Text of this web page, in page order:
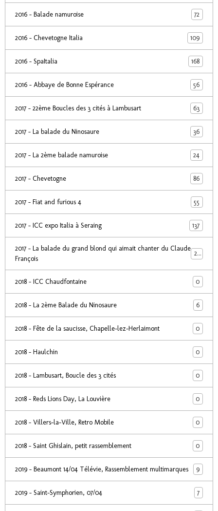
2016 - Balade namuroise 72
2016 - Chevetogne Italia 109
2016 - SpaItalia 168
2016 - Abbaye de Bonne Espérance 56
2017 - 22ème Boucles des 3 cités à Lambusart 63
2017 - La balade du Ninosaure 36
2017 - La 2ème balade namuroise 24
2017 - Chevetogne 86
2017 - Fiat and furious 4 55
2017 - ICC expo Italia à Seraing 137
2017 - La balade du grand blond qui aimait chanter du Claude
François
24
2018 - ICC Chaudfontaine 0
2018 - La 2ème Balade du Ninosaure 6
2018 - Fête de la saucisse, Chapelle-lez-Herlaimont 0
2018 - Haulchin 0
2018 - Lambusart, Boucle des 3 cités 0
2018 - Reds Lions Day, La Louvière 0
2018 - Villers-la-Ville, Retro Mobile 0
2018 - Saint Ghislain, petit rassemblement 0
2019 - Beaumont 14/04 Télévie, Rassemblement multimarques 9
2019 - Saint-Symphorien, 07/04 7